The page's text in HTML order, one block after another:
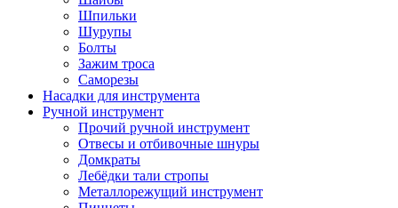
Шпильки
Шурупы
Болты
Зажим троса
Саморезы
Насадки для инструмента
Ручной инструмент
Прочий ручной инструмент
Отвесы и отбивочные шнуры
Домкраты
Лебёдки тали стропы
Металлорежущий инструмент